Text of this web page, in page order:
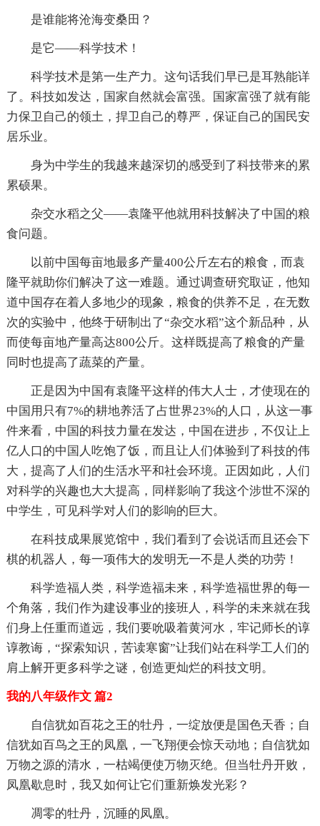
是谁能将沧海变桑田？
是它——科学技术！
科学技术是第一生产力。这句话我们早已是耳熟能详
了。科技如发达，国家自然就会富强。国家富强了就有能
力保卫自己的领土，捍卫自己的尊严，保证自己的国民安
居乐业。
身为中学生的我越来越深切的感受到了科技带来的累
累硕果。
杂交水稻之父——袁隆平他就用科技解决了中国的粮
食问题。
以前中国每亩地最多产量400公斤左右的粮食，而袁
隆平就助你们解决了这一难题。通过调查研究取证，他知
道中国存在着人多地少的现象，粮食的供养不足，在无数
次的实验中，他终于研制出了“杂交水稻”这个新品种，从
而使每亩地产量高达800公斤。这样既提高了粮食的产量
同时也提高了蔬菜的产量。
正是因为中国有袁隆平这样的伟大人士，才使现在的
中国用只有7%的耕地养活了占世界23%的人口，从这一事
件来看，中国的科技力量在发达，中国在进步，不仅让上
亿人口的中国人吃饱了饭，而且让人们体验到了科技的伟
大，提高了人们的生活水平和社会环境。正因如此，人们
对科学的兴趣也大大提高，同样影响了我这个涉世不深的
中学生，可见科学对人们的影响的巨大。
在科技成果展览馆中，我们看到了会说话而且还会下
棋的机器人，每一项伟大的发明无一不是人类的功劳！
科学造福人类，科学造福未来，科学造福世界的每一
个角落，我们作为建设事业的接班人，科学的未来就在我
们身上任重而道远，我们要吮吸着黄河水，牢记师长的谆
谆教诲，“探索知识，苦读寒窗”让我们站在科学工人们的
肩上解开更多科学之谜，创造更灿烂的科技文明。
我的八年级作文 篇2
自信犹如百花之王的牡丹，一绽放便是国色天香；自
信犹如百鸟之王的凤凰，一飞翔便会惊天动地；自信犹如
万物之源的清水，一枯竭便使万物灭绝。但当牡丹开败，
凤凰歇息时，我又如何让它们重新焕发光彩？
凋零的牡丹，沉睡的凤凰。